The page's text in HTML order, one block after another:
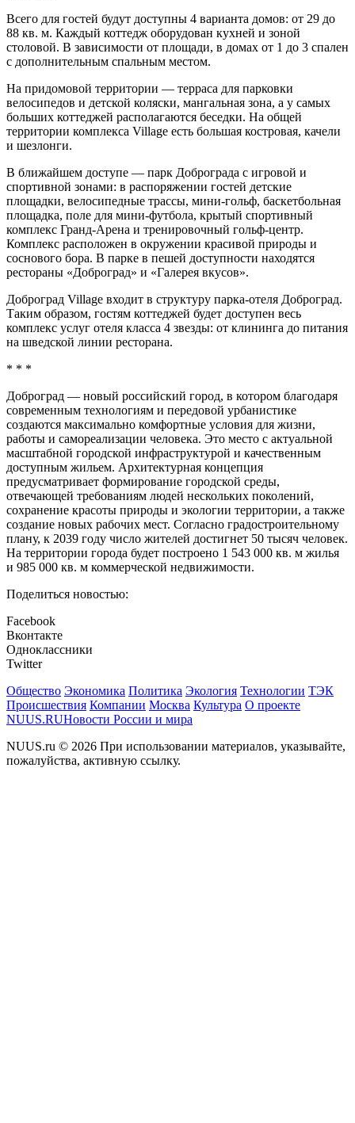
Всего для гостей будут доступны 4 варианта домов: от 29 до
88 кв. м. Каждый коттедж оборудован кухней и зоной
столовой. В зависимости от площади, в домах от 1 до 3 спален
с дополнительным спальным местом.
На придомовой территории — терраса для парковки
велосипедов и детской коляски, мангальная зона, а у самых
больших коттеджей располагаются беседки. На общей
территории комплекса Village есть большая костровая, качели
и шезлонги.
В ближайшем доступе — парк Доброграда с игровой и
спортивной зонами: в распоряжении гостей детские
площадки, велосипедные трассы, мини-гольф, баскетбольная
площадка, поле для мини-футбола, крытый спортивный
комплекс Гранд-Арена и тренировочный гольф-центр.
Комплекс расположен в окружении красивой природы и
соснового бора. В парке в пешей доступности находятся
рестораны «Доброград» и «Галерея вкусов».
Доброград Village входит в структуру парка-отеля Доброград.
Таким образом, гостям коттеджей будет доступен весь
комплекс услуг отеля класса 4 звезды: от клининга до питания
на шведской линии ресторана.
* * *
Доброград — новый российский город, в котором благодаря
современным технологиям и передовой урбанистике
создаются максимально комфортные условия для жизни,
работы и самореализации человека. Это место с актуальной
масштабной городской инфраструктурой и качественным
доступным жильем. Архитектурная концепция
предусматривает формирование городской среды,
отвечающей требованиям людей нескольких поколений,
сохранение красоты природы и экологии территории, а также
создание новых рабочих мест. Согласно градостроительному
плану, к 2039 году число жителей достигнет 50 тысяч человек.
На территории города будет построено 1 543 000 кв. м жилья
и 985 000 кв. м коммерческой недвижимости.
Поделиться новостью:
Facebook
Вконтакте
Одноклассники
Twitter
Общество Экономика Политика Экология Технологии ТЭК
Происшествия Компании Москва Культура О проекте
NUUS.RUНовости России и мира
NUUS.ru © 2026 При использовании материалов, указывайте,
пожалуйства, активную ссылку.